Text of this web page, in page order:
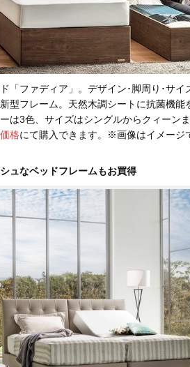
「ファディア」。デザイン･脚周り･サ
型フレーム。天然木調シートに抗菌機能
は3色、サイズはシングルからクィーン
格にて購入できます。※画像はイメージ
ュなベッドフレームもお買得